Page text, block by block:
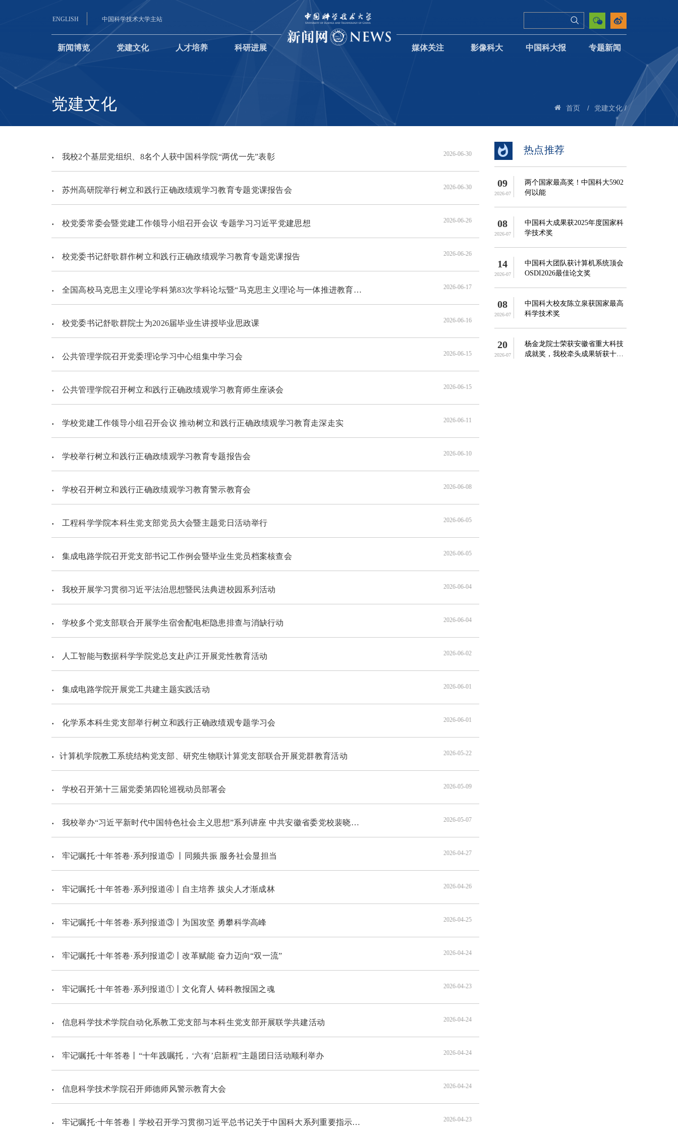
ENGLISH 中国科学技术大学主站
新闻博览 党建文化 人才培养 科研进展 媒体关注 影像科大 中国科大报 专题新闻
党建文化 首页 / 党建文化 /
我校2个基层党组织、8名个人获中国科学院“两优一先”表彰 2026-06-30
苏州高研院举行树立和践行正确政绩观学习教育专题党课报告会 2026-06-30
校党委常委会暨党建工作领导小组召开会议 专题学习习近平党建思想 2026-06-26
校党委书记舒歌群作树立和践行正确政绩观学习教育专题党课报告 2026-06-26
全国高校马克思主义理论学科第83次学科论坛暨“马克思主义理论与一体推进教育科技人才发展”学术研讨会在我校举行 2026-06-17
校党委书记舒歌群院士为2026届毕业生讲授毕业思政课 2026-06-16
公共管理学院召开党委理论学习中心组集中学习会 2026-06-15
公共管理学院召开树立和践行正确政绩观学习教育师生座谈会 2026-06-15
学校党建工作领导小组召开会议 推动树立和践行正确政绩观学习教育走深走实 2026-06-11
学校举行树立和践行正确政绩观学习教育专题报告会 2026-06-10
学校召开树立和践行正确政绩观学习教育警示教育会 2026-06-08
工程科学学院本科生党支部党员大会暨主题党日活动举行 2026-06-05
集成电路学院召开党支部书记工作例会暨毕业生党员档案核查会 2026-06-05
我校开展学习贯彻习近平法治思想暨民法典进校园系列活动 2026-06-04
学校多个党支部联合开展学生宿舍配电柜隐患排查与消缺行动 2026-06-04
人工智能与数据科学学院党总支赴庐江开展党性教育活动 2026-06-02
集成电路学院开展党工共建主题实践活动 2026-06-01
化学系本科生党支部举行树立和践行正确政绩观专题学习会 2026-06-01
​计算机学院教工系统结构党支部、研究生物联计算党支部联合开展党群教育活动 2026-05-22
学校召开第十三届党委第四轮巡视动员部署会 2026-05-09
我校举办“习近平新时代中国特色社会主义思想”系列讲座 中共安徽省委党校裴晓鹏教授作专题报告 2026-05-07
牢记嘱托·十年答卷·系列报道⑤ 丨同频共振 服务社会显担当 2026-04-27
牢记嘱托·十年答卷·系列报道④丨自主培养 拔尖人才渐成林 2026-04-26
牢记嘱托·十年答卷·系列报道③丨为国攻坚 勇攀科学高峰 2026-04-25
牢记嘱托·十年答卷·系列报道②丨改革赋能 奋力迈向“双一流” 2026-04-24
牢记嘱托·十年答卷·系列报道①丨文化育人 铸科教报国之魂 2026-04-23
信息科学技术学院自动化系教工党支部与本科生党支部开展联学共建活动 2026-04-24
牢记嘱托·十年答卷丨“十年践嘱托，‘六有’启新程”主题团日活动顺利举办 2026-04-24
信息科学技术学院召开师德师风警示教育大会 2026-04-24
牢记嘱托·十年答卷丨学校召开学习贯彻习近平总书记关于中国科大系列重要指示精神专题研讨会 2026-04-23
热点推荐
09
2026-07
两个国家最高奖！中国科大5902
何以能
08
2026-07
中国科大成果获2025年度国家科
学技术奖
14
2026-07
中国科大团队获计算机系统顶会
OSDI2026最佳论文奖
08
2026-07
中国科大校友陈立泉获国家最高
科学技术奖
20
2026-07
杨金龙院士荣获安徽省重大科技
成就奖，我校牵头成果斩获十四